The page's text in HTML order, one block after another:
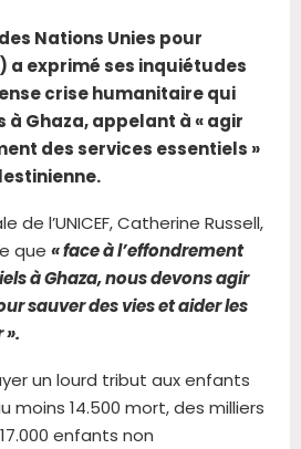
Nations Unies pour
a exprimé ses inquiétudes
crise humanitaire qui
Ghaza, appelant à « agir
des services essentiels »
de l’UNICEF, Catherine Russell,
que « face à l’effondrement
à Ghaza, nous devons agir
sauver des vies et aider les
un lourd tribut aux enfants
moins 14.500 mort, des milliers
enfants non